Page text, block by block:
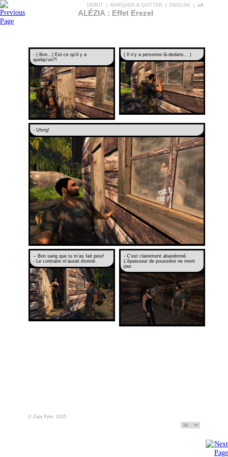
DÉBUT MARQUER & QUITTER ENGLISH aA
ALÉZIA : Effet Erezel
- ( Bon...) Est-ce qu'il y a
quelqu'un?!
( Il n'y a personne là-dedans... )
- Uhrrg!
-- Bon sang que tu m'as fait peur!
- Le contraire m'aurait étonné.
- C'est clairement abandonné.
L'épaisseur de poussière ne ment
pas.
© Zeja Pyle, 2015.